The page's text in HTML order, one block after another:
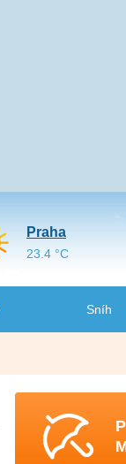
Sníh
Praha
23.4 °C